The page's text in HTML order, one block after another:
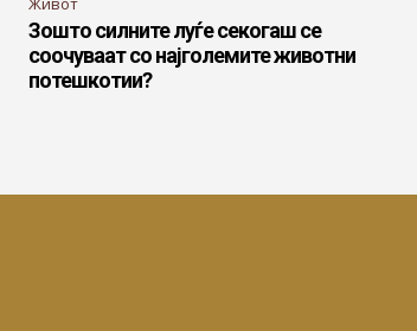
Зошто силните луѓе секогаш се
соочуваат со најголемите животни
потешкотии?